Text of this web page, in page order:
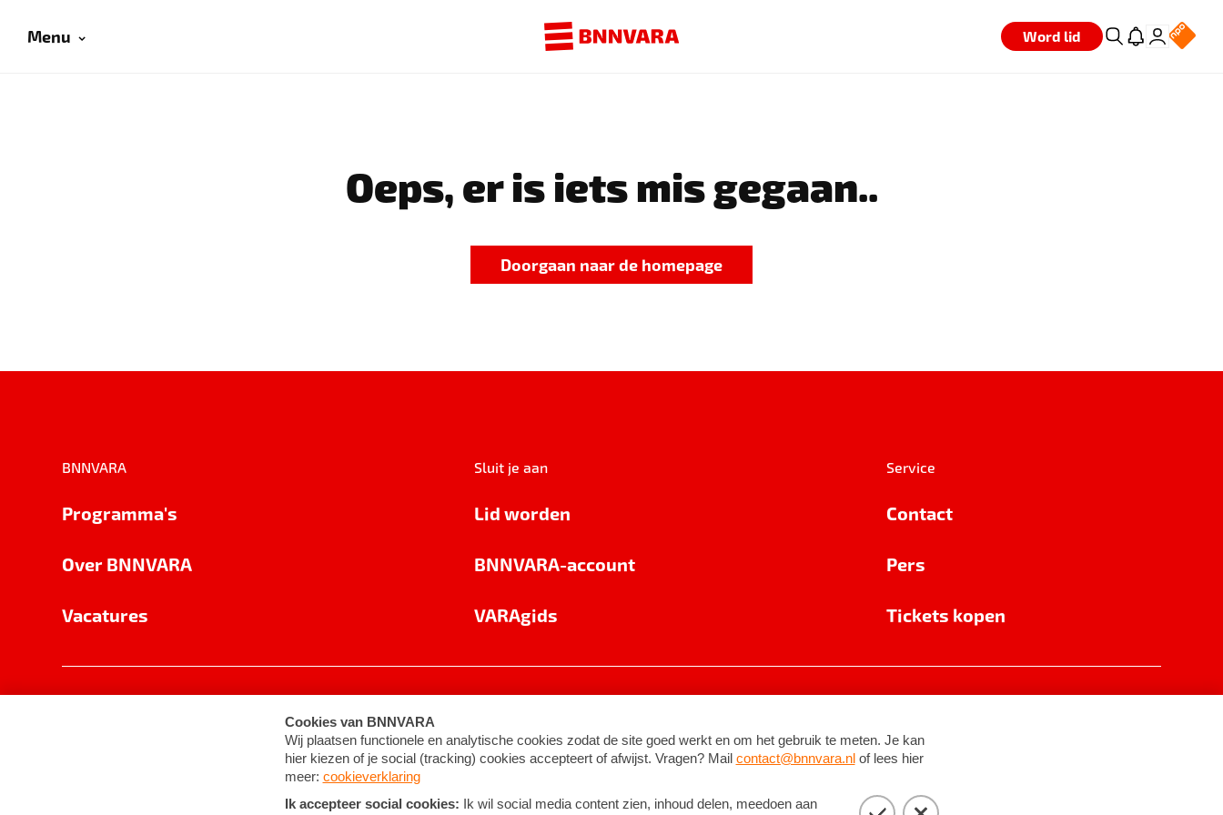
Menu Word lid
Oeps, er is iets mis gegaan..
Doorgaan naar de homepage
BNNVARA
Programma's
Over BNNVARA
Vacatures
Sluit je aan
Lid worden
BNNVARA-account
VARAgids
Service
Contact
Pers
Tickets kopen
Cookie-instellingen Algemene voorwaarden ©2026BNNVARA